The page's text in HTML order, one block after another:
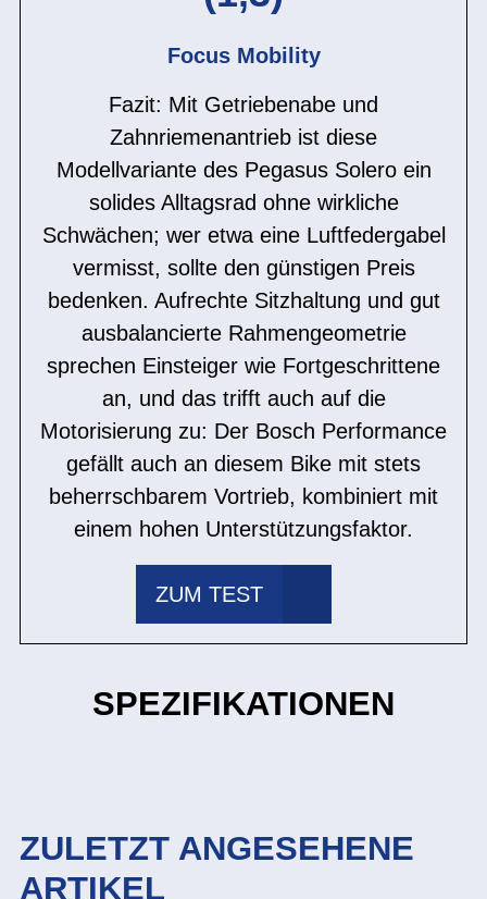
Focus Mobility
Fazit: Mit Getriebenabe und
Zahnriemenantrieb ist diese
Modellvariante des Pegasus Solero ein
solides Alltagsrad ohne wirkliche
Schwächen; wer etwa eine Luftfedergabel
vermisst, sollte den günstigen Preis
bedenken. Aufrechte Sitzhaltung und gut
ausbalancierte Rahmengeometrie
sprechen Einsteiger wie Fortgeschrittene
an, und das trifft auch auf die
Motorisierung zu: Der Bosch Performance
gefällt auch an diesem Bike mit stets
beherrschbarem Vortrieb, kombiniert mit
einem hohen Unterstützungsfaktor.
ZUM TEST
SPEZIFIKATIONEN
ZULETZT ANGESEHENE
ARTIKEL